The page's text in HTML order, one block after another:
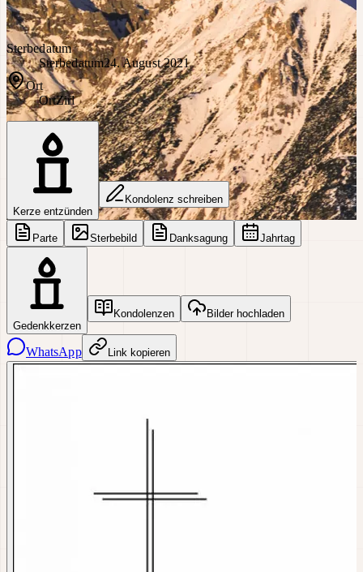
Sterbedatum
Sterbedatum24. August 2021
Ort
OrtZirl
Kerze entzünden
Kondolenz schreiben
Parte Sterbebild Danksagung Jahrtag
Gedenkkerzen
Kondolenzen Bilder hochladen
WhatsApp Link kopieren